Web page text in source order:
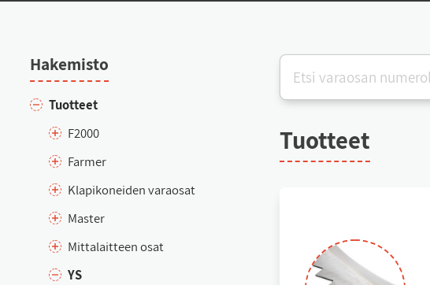
Ha­ke­mis­to
Tuot­teet
F2000
Far­mer
Kla­pi­ko­nei­den va­rao­sat
Mas­ter
Mit­ta­lait­teen osat
YS
Tuot­teet